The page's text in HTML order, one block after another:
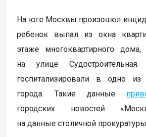
На юге Москвы произошел
ребенок выпал из окна
этаже многоквартирного дома,
на улице Судостроительная.
госпитализировали в одно из
города. Такие данные
городских новостей
на данные столичной